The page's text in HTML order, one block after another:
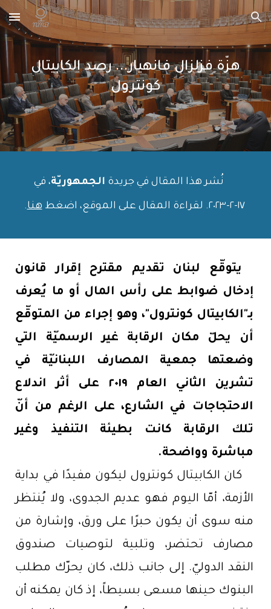
Skip to main content Skip to navigation
هزّة فزلزال فانهيار... رصد الكابيتال
كونترول
نُشر هذا المقال في جريدة الجمهوريّة، في
١٧-٢-٢٠٢٣ . لقراءة المقال على الموقع، اضغطهنا.
يتوقّع لبنان تقديم مقترح إقرار قانون
إدخال ضوابط على رأس المال أو ما يُعرف
بـ"الكابيتال كونترول"، وهو إجراء من المتوقّع
أن يحلّ مكان الرقابة غير الرسميّة التي
وضعتها جمعية المصارف اللبنانيّة في
تشرين الثاني العام ٢٠١٩ على أثر اندلاع
الاحتجاجات في الشارع، على الرغم من أنّ
تلك الرقابة كانت بطيئة التنفيذ وغير
مباشرة وواضحة.
كان الكابيتال كونترول ليكون مفيدًا في بداية
الأزمة، أمّا اليوم فهو عديم الجدوى، ولا يُنتظر
منه سوى أن يكون حبرًا على ورق، وإشارة من
مصارف تحتضر، وتلبية لتوصيات صندوق
النقد الدوليّ. إلى جانب ذلك، كان يحرّك مطلب
البنوك حينها مسعى بسيطاً، إذ كان يمكنه أن